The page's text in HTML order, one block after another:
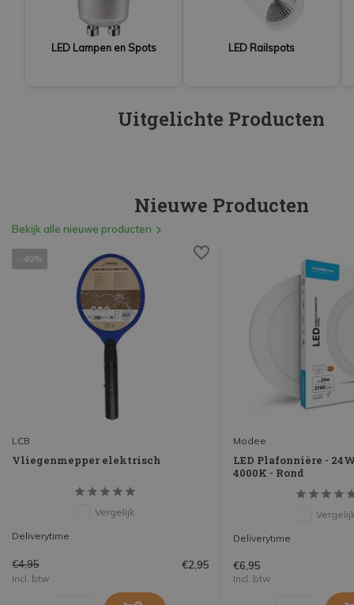
LED Lampen en Spots LED Railspots
Uitgelichte Producten
Nieuwe Producten
Bekijk alle nieuwe producten
- 40%
LCB
Vliegenmepper elektrisch
Vergelijk
Deliverytime
€4,95 €2,95
Incl. btw
Modee
LED Plafonnière -
4000K - Rond
Deliverytime
€6,95
Incl. btw